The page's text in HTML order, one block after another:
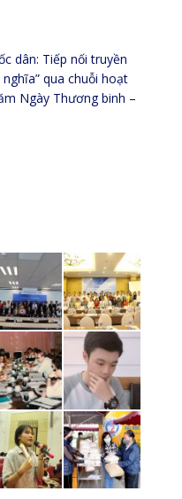
dân: Tiếp nối truyền
qua chuỗi hoạt
Ngày Thương binh –